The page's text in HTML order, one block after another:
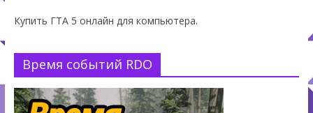
Купить ГТА 5 онлайн для компьютера.
Время событий RDO